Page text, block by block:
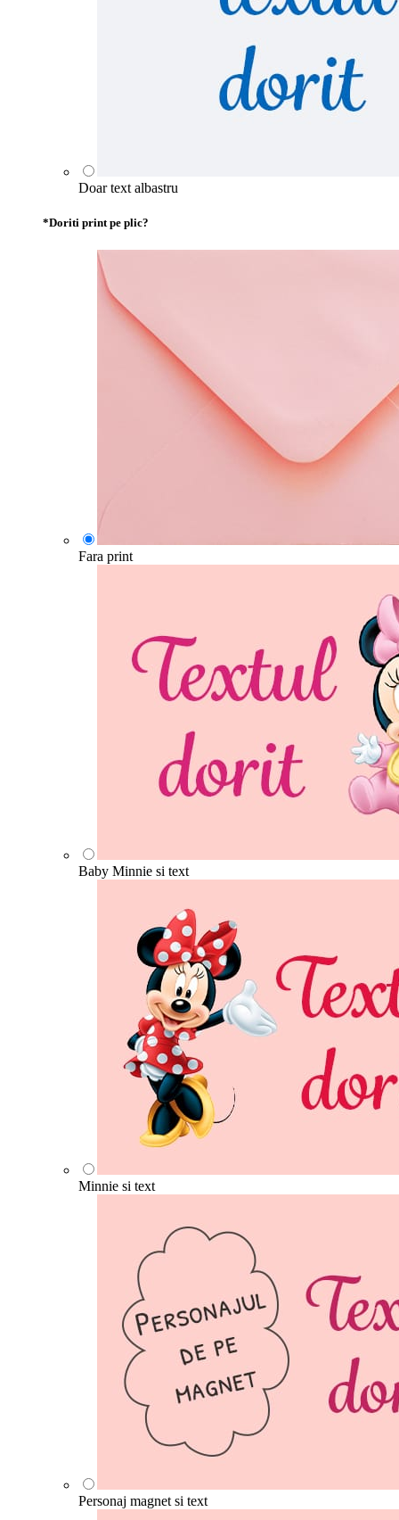
Doar text albastru
*Doriti print pe plic?
Fara print
Baby Minnie si text
Minnie si text
Personaj magnet si text